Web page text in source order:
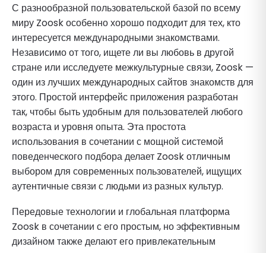
С разнообразной пользовательской базой по всему
миру Zoosk особенно хорошо подходит для тех, кто
интересуется международными знакомствами.
Независимо от того, ищете ли вы любовь в другой
стране или исследуете межкультурные связи, Zoosk —
один из лучших международных сайтов знакомств для
этого. Простой интерфейс приложения разработан
так, чтобы быть удобным для пользователей любого
возраста и уровня опыта. Эта простота
использования в сочетании с мощной системой
поведенческого подбора делает Zoosk отличным
выбором для современных пользователей, ищущих
аутентичные связи с людьми из разных культур.
Передовые технологии и глобальная платформа
Zoosk в сочетании с его простым, но эффективным
дизайном также делают его привлекательным